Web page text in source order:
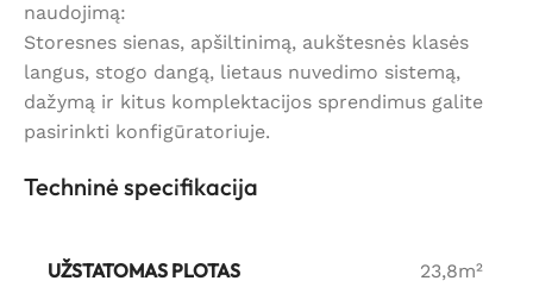
naudojimą:
Storesnes sienas, apšiltinimą, aukštesnės klasės
langus, stogo dangą, lietaus nuvedimo sistemą,
dažymą ir kitus komplektacijos sprendimus galite
pasirinkti konfigūratoriuje.
Techninė specifikacija
UŽSTATOMAS PLOTAS 23,8m²